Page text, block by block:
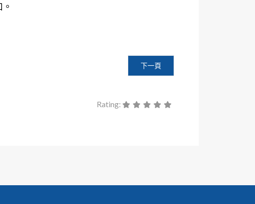
食品藥物管理署指導之「人體試驗研究倫理課程」下一篇文章: 【課程公告】本會訂於
下一頁
Rating: